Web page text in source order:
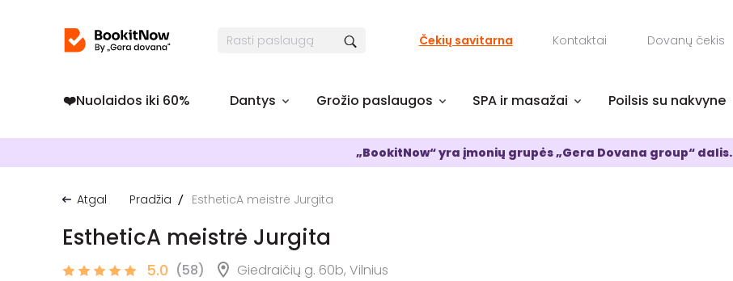
Čekių savitarna Kontaktai Dovanų čekis
❤️️Nuolaidos iki 60% Dantys Grožio paslaugos SPA ir masažai Poilsis su nakvyne
„BookitNow“ yra įmonių grupės „Gera Dovana group“ dalis.
Atgal Pradžia EstheticA meistrė Jurgita
EstheticA meistrė Jurgita
5.0 (58) Giedraičių g. 60b, Vilnius